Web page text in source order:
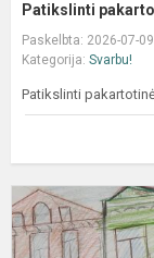
Patikslinti
Paskelbta: 2026-07-09
Kategorija: Svarbu!
Patikslinti